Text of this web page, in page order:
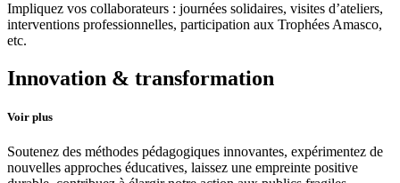
Impliquez vos collaborateurs : journées solidaires, visites d’ateliers,
interventions professionnelles, participation aux Trophées Amasco,
etc.
Innovation & transformation
Voir plus
Soutenez des méthodes pédagogiques innovantes, expérimentez de
nouvelles approches éducatives, laissez une empreinte positive